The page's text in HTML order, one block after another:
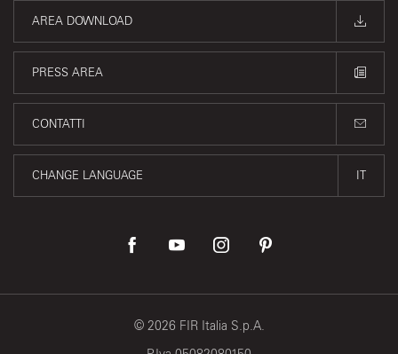
AREA DOWNLOAD
PRESS AREA
CONTATTI
CHANGE LANGUAGE IT
© 2026 FIR Italia S.p.A.